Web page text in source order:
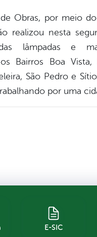
Obras, por meio
realizou nesta
lâmpadas e
Bairros Boa
São Pedro e
por uma
E-SIC